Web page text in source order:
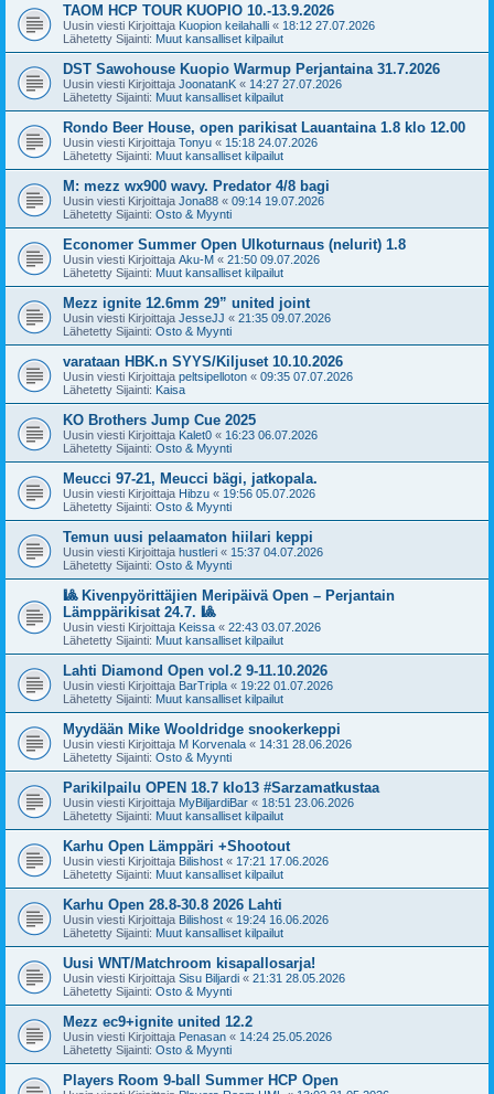
TAOM HCP TOUR KUOPIO 10.-13.9.2026
Uusin viesti Kirjoittaja Kuopion keilahalli « 18:12 27.07.2026
Lähetetty Sijainti: Muut kansalliset kilpailut
DST Sawohouse Kuopio Warmup Perjantaina 31.7.2026
Uusin viesti Kirjoittaja JoonatanK « 14:27 27.07.2026
Lähetetty Sijainti: Muut kansalliset kilpailut
Rondo Beer House, open parikisat Lauantaina 1.8 klo 12.00
Uusin viesti Kirjoittaja Tonyu « 15:18 24.07.2026
Lähetetty Sijainti: Muut kansalliset kilpailut
M: mezz wx900 wavy. Predator 4/8 bagi
Uusin viesti Kirjoittaja Jona88 « 09:14 19.07.2026
Lähetetty Sijainti: Osto & Myynti
Economer Summer Open Ulkoturnaus (nelurit) 1.8
Uusin viesti Kirjoittaja Aku-M « 21:50 09.07.2026
Lähetetty Sijainti: Muut kansalliset kilpailut
Mezz ignite 12.6mm 29” united joint
Uusin viesti Kirjoittaja JesseJJ « 21:35 09.07.2026
Lähetetty Sijainti: Osto & Myynti
varataan HBK.n SYYS/Kiljuset 10.10.2026
Uusin viesti Kirjoittaja peltsipelloton « 09:35 07.07.2026
Lähetetty Sijainti: Kaisa
KO Brothers Jump Cue 2025
Uusin viesti Kirjoittaja Kalet0 « 16:23 06.07.2026
Lähetetty Sijainti: Osto & Myynti
Meucci 97-21, Meucci bägi, jatkopala.
Uusin viesti Kirjoittaja Hibzu « 19:56 05.07.2026
Lähetetty Sijainti: Osto & Myynti
Temun uusi pelaamaton hiilari keppi
Uusin viesti Kirjoittaja hustleri « 15:37 04.07.2026
Lähetetty Sijainti: Osto & Myynti
🎱 Kivenpyörittäjien Meripäivä Open – Perjantain
Lämppärikisat 24.7. 🎱
Uusin viesti Kirjoittaja Keissa « 22:43 03.07.2026
Lähetetty Sijainti: Muut kansalliset kilpailut
Lahti Diamond Open vol.2 9-11.10.2026
Uusin viesti Kirjoittaja BarTripla « 19:22 01.07.2026
Lähetetty Sijainti: Muut kansalliset kilpailut
Myydään Mike Wooldridge snookerkeppi
Uusin viesti Kirjoittaja M Korvenala « 14:31 28.06.2026
Lähetetty Sijainti: Osto & Myynti
Parikilpailu OPEN 18.7 klo13 #Sarzamatkustaa
Uusin viesti Kirjoittaja MyBiljardiBar « 18:51 23.06.2026
Lähetetty Sijainti: Muut kansalliset kilpailut
Karhu Open Lämppäri +Shootout
Uusin viesti Kirjoittaja Bilishost « 17:21 17.06.2026
Lähetetty Sijainti: Muut kansalliset kilpailut
Karhu Open 28.8-30.8 2026 Lahti
Uusin viesti Kirjoittaja Bilishost « 19:24 16.06.2026
Lähetetty Sijainti: Muut kansalliset kilpailut
Uusi WNT/Matchroom kisapallosarja!
Uusin viesti Kirjoittaja Sisu Biljardi « 21:31 28.05.2026
Lähetetty Sijainti: Osto & Myynti
Mezz ec9+ignite united 12.2
Uusin viesti Kirjoittaja Penasan « 14:24 25.05.2026
Lähetetty Sijainti: Osto & Myynti
Players Room 9-ball Summer HCP Open